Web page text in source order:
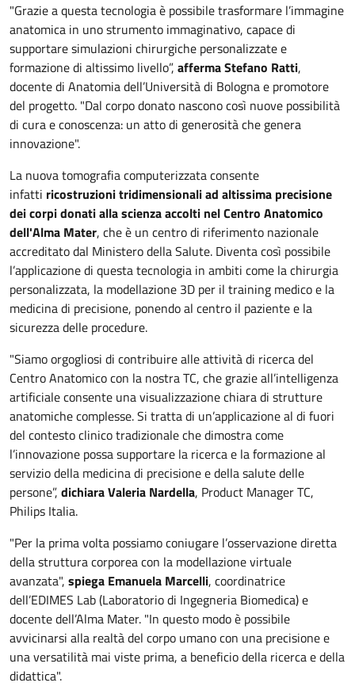
"Grazie a questa tecnologia è possibile trasformare l’immagine
anatomica in uno strumento immaginativo, capace di
supportare simulazioni chirurgiche personalizzate e
formazione di altissimo livello”, afferma Stefano Ratti,
docente di Anatomia dell’Università di Bologna e promotore
del progetto. "Dal corpo donato nascono così nuove possibilità
di cura e conoscenza: un atto di generosità che genera
innovazione".
La nuova tomografia computerizzata consente
infatti ricostruzioni tridimensionali ad altissima precisione
dei corpi donati alla scienza accolti nel Centro Anatomico
dell'Alma Mater, che è un centro di riferimento nazionale
accreditato dal Ministero della Salute. Diventa così possibile
l’applicazione di questa tecnologia in ambiti come la chirurgia
personalizzata, la modellazione 3D per il training medico e la
medicina di precisione, ponendo al centro il paziente e la
sicurezza delle procedure.
"Siamo orgogliosi di contribuire alle attività di ricerca del
Centro Anatomico con la nostra TC, che grazie all’intelligenza
artificiale consente una visualizzazione chiara di strutture
anatomiche complesse. Si tratta di un’applicazione al di fuori
del contesto clinico tradizionale che dimostra come
l’innovazione possa supportare la ricerca e la formazione al
servizio della medicina di precisione e della salute delle
persone”, dichiara Valeria Nardella, Product Manager TC,
Philips Italia.
"Per la prima volta possiamo coniugare l’osservazione diretta
della struttura corporea con la modellazione virtuale
avanzata", spiega Emanuela Marcelli, coordinatrice
dell’EDIMES Lab (Laboratorio di Ingegneria Biomedica) e
docente dell’Alma Mater. "In questo modo è possibile
avvicinarsi alla realtà del corpo umano con una precisione e
una versatilità mai viste prima, a beneficio della ricerca e della
didattica".